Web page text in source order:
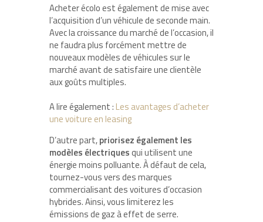
Acheter écolo est également de mise avec
l’acquisition d’un véhicule de seconde main.
Avec la croissance du marché de l’occasion, il
ne faudra plus forcément mettre de
nouveaux modèles de véhicules sur le
marché avant de satisfaire une clientèle
aux goûts multiples.
A lire également : Les avantages d’acheter
une voiture en leasing
D’autre part,priorisez également les
modèles électriquesqui utilisent une
énergie moins polluante. À défaut de cela,
tournez-vous vers des marques
commercialisant des voitures d’occasion
hybrides. Ainsi, vous limiterez les
émissions de gaz à effet de serre.